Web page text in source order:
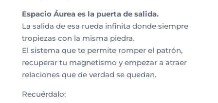
Espacio Áurea es la puerta de salida.
La salida de esa rueda infinita donde siempre
tropiezas con la misma piedra.
El sistema que te permite romper el patrón,
recuperar tu magnetismo y empezar a atraer
relaciones que de verdad se quedan.
Recuérdalo: